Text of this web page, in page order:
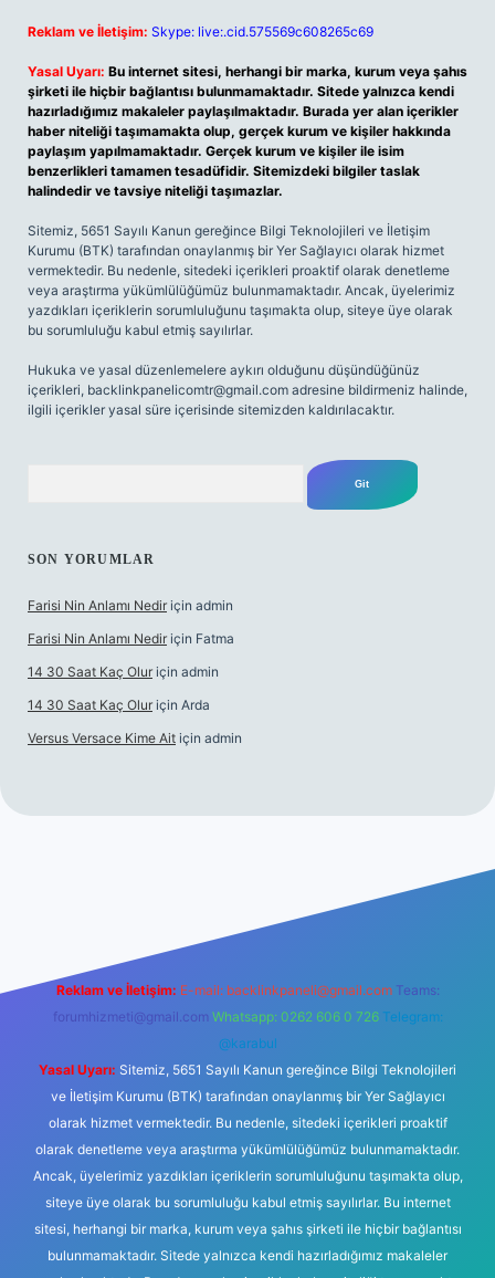
Reklam ve İletişim: Skype: live:.cid.575569c608265c69
Yasal Uyarı: Bu internet sitesi, herhangi bir marka, kurum veya şahıs
şirketi ile hiçbir bağlantısı bulunmamaktadır. Sitede yalnızca kendi
hazırladığımız makaleler paylaşılmaktadır. Burada yer alan içerikler
haber niteliği taşımamakta olup, gerçek kurum ve kişiler hakkında
paylaşım yapılmamaktadır. Gerçek kurum ve kişiler ile isim
benzerlikleri tamamen tesadüfidir. Sitemizdeki bilgiler taslak
halindedir ve tavsiye niteliği taşımazlar.
Sitemiz, 5651 Sayılı Kanun gereğince Bilgi Teknolojileri ve İletişim
Kurumu (BTK) tarafından onaylanmış bir Yer Sağlayıcı olarak hizmet
vermektedir. Bu nedenle, sitedeki içerikleri proaktif olarak denetleme
veya araştırma yükümlülüğümüz bulunmamaktadır. Ancak, üyelerimiz
yazdıkları içeriklerin sorumluluğunu taşımakta olup, siteye üye olarak
bu sorumluluğu kabul etmiş sayılırlar.
Hukuka ve yasal düzenlemelere aykırı olduğunu düşündüğünüz
içerikleri, backlinkpanelicomtr@gmail.com adresine bildirmeniz halinde,
ilgili içerikler yasal süre içerisinde sitemizden kaldırılacaktır.
SON YORUMLAR
Farisi Nin Anlamı Nedir için admin
Farisi Nin Anlamı Nedir için Fatma
14 30 Saat Kaç Olur için admin
14 30 Saat Kaç Olur için Arda
Versus Versace Kime Ait için admin
Reklam ve İletişim: E-mail: backlinkpaneli@gmail.com Teams:
forumhizmeti@gmail.com Whatsapp: 0262 606 0 726 Telegram:
@karabul
Yasal Uyarı: Sitemiz, 5651 Sayılı Kanun gereğince Bilgi Teknolojileri
ve İletişim Kurumu (BTK) tarafından onaylanmış bir Yer Sağlayıcı
olarak hizmet vermektedir. Bu nedenle, sitedeki içerikleri proaktif
olarak denetleme veya araştırma yükümlülüğümüz bulunmamaktadır.
Ancak, üyelerimiz yazdıkları içeriklerin sorumluluğunu taşımakta olup,
siteye üye olarak bu sorumluluğu kabul etmiş sayılırlar. Bu internet
sitesi, herhangi bir marka, kurum veya şahıs şirketi ile hiçbir bağlantısı
bulunmamaktadır. Sitede yalnızca kendi hazırladığımız makaleler